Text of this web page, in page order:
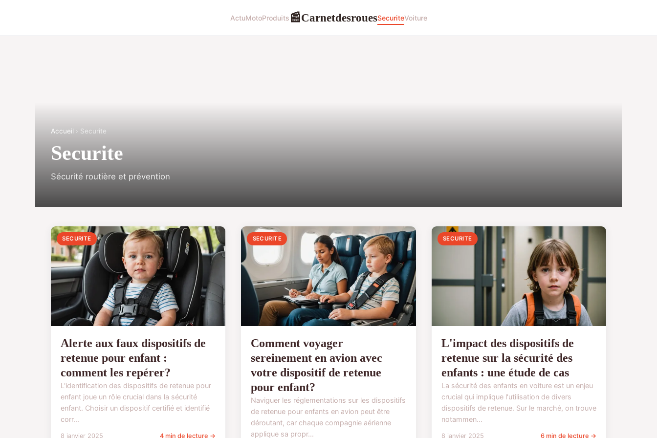
ActuMotoProduits 📰CarnetdesrouesSecuriteVoiture
Accueil › Securite
Securite
Sécurité routière et prévention
SECURITE
Alerte aux faux dispositifs de
retenue pour enfant :
comment les repérer?
L'identification des dispositifs de retenue pour
enfant joue un rôle crucial dans la sécurité
enfant. Choisir un dispositif certifié et identifié
corr...
8 janvier 2025 4 min de lecture →
SECURITE
Comment voyager
sereinement en avion avec
votre dispositif de retenue
pour enfant?
Naviguer les réglementations sur les dispositifs
de retenue pour enfants en avion peut être
déroutant, car chaque compagnie aérienne
applique sa propr...
SECURITE
L'impact des dispositifs de
retenue sur la sécurité des
enfants : une étude de cas
La sécurité des enfants en voiture est un enjeu
crucial qui implique l'utilisation de divers
dispositifs de retenue. Sur le marché, on trouve
notammen...
8 janvier 2025 6 min de lecture →